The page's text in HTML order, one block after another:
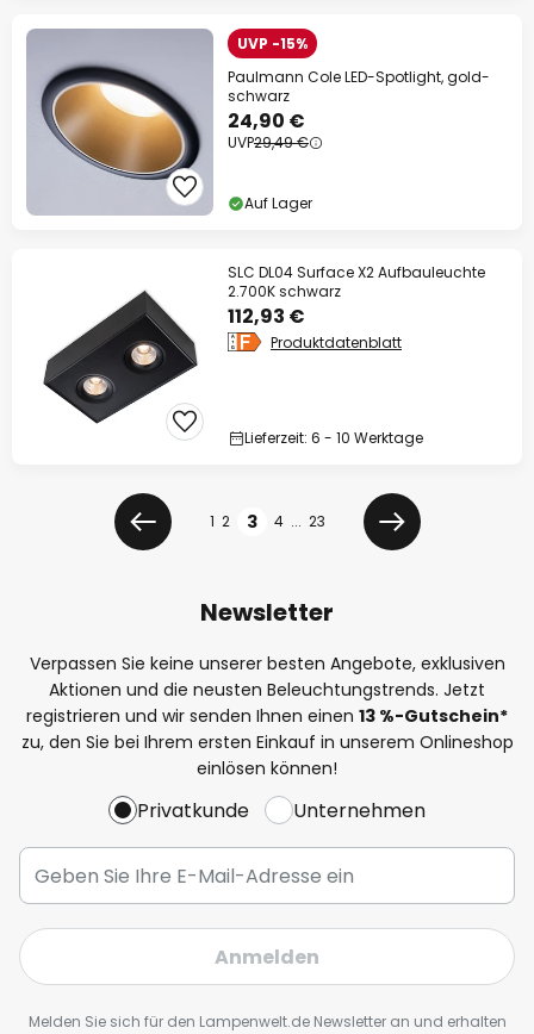
UVP -15%
Paulmann Cole LED-Spotlight, gold-
schwarz
24,90 €
UVP29,49 €
Auf Lager
SLC DL04 Surface X2 Aufbauleuchte
2.700K schwarz
112,93 €
Produktdatenblatt
Lieferzeit: 6 - 10 Werktage
Zurück
Seite
1 2 3 4 ... 23
Weiter
Newsletter
Verpassen Sie keine unserer besten Angebote, exklusiven
Aktionen und die neusten Beleuchtungstrends. Jetzt
registrieren und wir senden Ihnen einen 13 %-Gutschein*
zu, den Sie bei Ihrem ersten Einkauf in unserem Onlineshop
einlösen können!
Privatkunde Unternehmen
Anmelden
Melden Sie sich für den Lampenwelt.de Newsletter an und erhalten